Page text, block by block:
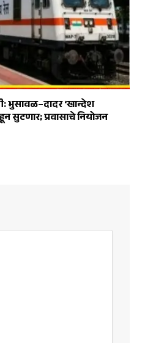
भुसावळ–दादर ‘खान्देश
सुटणार; प्रवासाचे नियोजन